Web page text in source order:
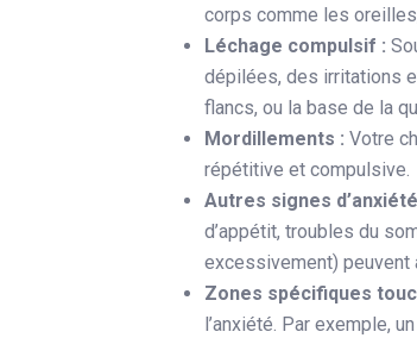
corps comme les
Léchage compulsif :
dépilées, des irritations
flancs, ou la base de la
Mordillements : Votre
répétitive et compulsive.
Autres signes
d’appétit, troubles du
excessivement) peuvent
Zones spécifiques
l’anxiété. Par exemple,